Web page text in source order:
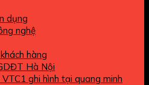
dụng
nghệ
hàng
Hà Nội
ghi hình tại quang minh